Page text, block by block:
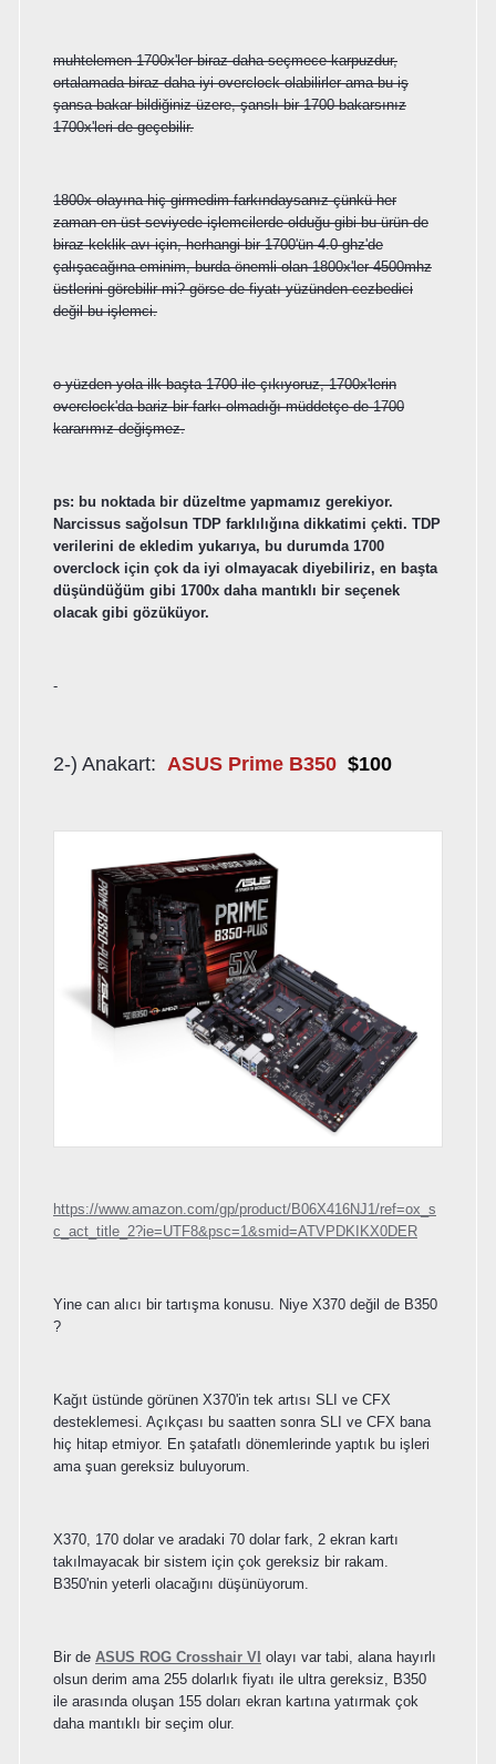
muhtelemen 1700x'ler biraz daha seçmece karpuzdur,
ortalamada biraz daha iyi overclock olabilirler ama bu iş
şansa bakar bildiğiniz üzere, şanslı bir 1700 bakarsınız
1700x'leri de geçebilir.
1800x olayına hiç girmedim farkındaysanız çünkü her
zaman en üst seviyede işlemcilerde olduğu gibi bu ürün de
biraz keklik avı için, herhangi bir 1700'ün 4.0 ghz'de
çalışacağına eminim, burda önemli olan 1800x'ler 4500mhz
üstlerini görebilir mi? görse de fiyatı yüzünden cezbedici
değil bu işlemci.
o yüzden yola ilk başta 1700 ile çıkıyoruz, 1700x'lerin
overclock'da bariz bir farkı olmadığı müddetçe de 1700
kararımız değişmez.
ps: bu noktada bir düzeltme yapmamız gerekiyor.
Narcissus sağolsun TDP farklılığına dikkatimi çekti. TDP
verilerini de ekledim yukarıya, bu durumda 1700
overclock için çok da iyi olmayacak diyebiliriz, en başta
düşündüğüm gibi 1700x daha mantıklı bir seçenek
olacak gibi gözüküyor.
-
2-) Anakart: ASUS Prime B350 $100
https://www.amazon.com/gp/product/B06X416NJ1/ref=ox_s
c_act_title_2?ie=UTF8&psc=1&smid=ATVPDKIKX0DER
Yine can alıcı bir tartışma konusu. Niye X370 değil de B350
?
Kağıt üstünde görünen X370'in tek artısı SLI ve CFX
desteklemesi. Açıkçası bu saatten sonra SLI ve CFX bana
hiç hitap etmiyor. En şatafatlı dönemlerinde yaptık bu işleri
ama şuan gereksiz buluyorum.
X370, 170 dolar ve aradaki 70 dolar fark, 2 ekran kartı
takılmayacak bir sistem için çok gereksiz bir rakam.
B350'nin yeterli olacağını düşünüyorum.
Bir de ASUS ROG Crosshair VI olayı var tabi, alana hayırlı
olsun derim ama 255 dolarlık fiyatı ile ultra gereksiz, B350
ile arasında oluşan 155 doları ekran kartına yatırmak çok
daha mantıklı bir seçim olur.